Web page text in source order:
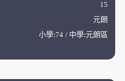
15
元朗
小學:74 / 中學:元朗區